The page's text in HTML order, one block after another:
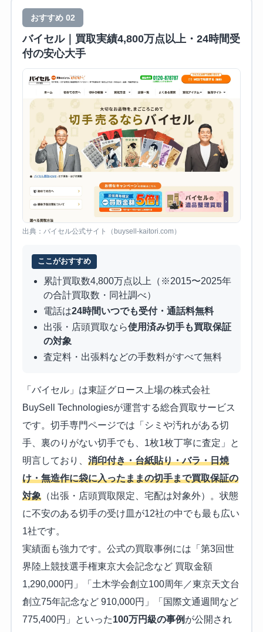
おすすめ 02
バイセル｜買取実績4,800万点以上・24時間受
付の安心大手
出典：バイセル公式サイト（buysell-kaitori.com）
ここがおすすめ
累計買取数4,800万点以上（※2015〜2025年
の合計買取数・同社調べ）
電話は24時間いつでも受付・通話料無料
出張・店頭買取なら使用済み切手も買取保証
の対象
査定料・出張料などの手数料がすべて無料
「バイセル」は東証グロース上場の株式会社
BuySell Technologiesが運営する総合買取サービス
です。切手専門ページでは「シミや汚れがある切
手、裏のりがない切手でも、1枚1枚丁寧に査定」と
明言しており、 消印付き・台紙貼り・バラ・日焼
け・無造作に袋に入ったままの切手まで買取保証の
対象（出張・店頭買取限定、宅配は対象外）。状態
に不安のある切手の受け皿が12社の中でも最も広い
1社です。
実績面も強力です。公式の買取事例には「第3回世
界陸上競技選手権東京大会記念など 買取金額
1,290,000円」「土木学会創立100周年／東京天文台
創立75年記念など 910,000円」「国際文通週間など
775,400円」といった100万円級の事例 が公開され